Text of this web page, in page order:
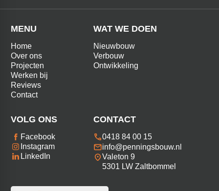
MENU
Home
Over ons
Projecten
Werken bij
Reviews
Contact
WAT WE DOEN
Nieuwbouw
Verbouw
Ontwikkeling
VOLG ONS
Facebook
Instagram
LinkedIn
CONTACT
0418 84 00 15
info@penningsbouw.nl
Valeton 9
5301 LW Zaltbommel